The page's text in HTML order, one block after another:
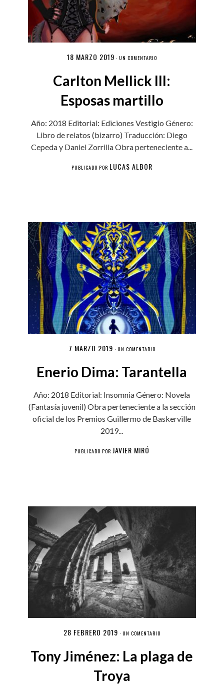
18 MARZO 2019 · UN COMENTARIO
Carlton Mellick III:
Esposas martillo
Año: 2018 Editorial: Ediciones Vestigio Género:
Libro de relatos (bizarro) Traducción: Diego
Cepeda y Daniel Zorrilla Obra perteneciente a...
PUBLICADO POR LUCAS ALBOR
7 MARZO 2019 · UN COMENTARIO
Enerio Dima: Tarantella
Año: 2018 Editorial: Insomnia Género: Novela
(Fantasía juvenil) Obra perteneciente a la sección
oficial de los Premios Guillermo de Baskerville
2019...
PUBLICADO POR JAVIER MIRÓ
28 FEBRERO 2019 · UN COMENTARIO
Tony Jiménez: La plaga de
Troya